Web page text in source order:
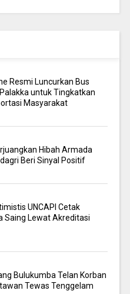
Resmi Luncurkan Bus
untuk Tingkatkan
Masyarakat
Hibah Armada
Beri Sinyal Positif
UNCAPI Cetak
Saing Lewat Akreditasi
Bulukumba Telan Korban
Tewas Tenggelam